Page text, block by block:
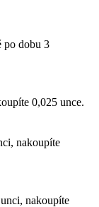
po dobu 3
0,025 unce.
nakoupíte
nakoupíte